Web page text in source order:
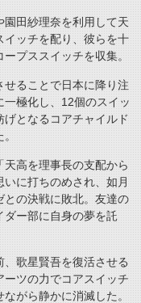
園田紗理奈を利用して天
ッチを配り、彼らを十
プススイッチを収集。
ることで日本に降り注
一極化し、12個のスイッ
となるコアチャイルド
高を理事長の支配から
に打ちのめされ、如月
の決戦に敗北。友達の
ダー部に自身の夢を託
歌星賢吾を復活させる
ツの力でコアスイッチ
がら静かに消滅した。